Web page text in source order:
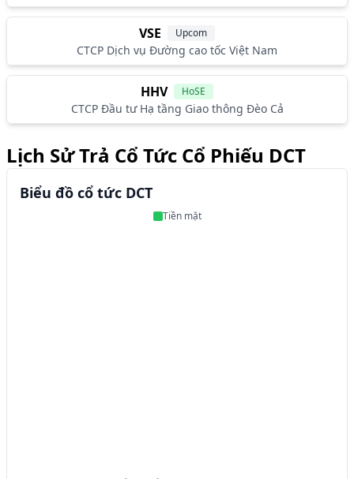
VSE Upcom
CTCP Dịch vụ Đường cao tốc Việt Nam
HHV HoSE
CTCP Đầu tư Hạ tầng Giao thông Đèo Cả
Lịch Sử Trả Cổ Tức Cổ Phiếu DCT
Biểu đồ cổ tức DCT
Tiền mặt